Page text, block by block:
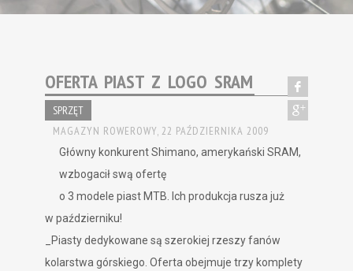
OFERTA PIAST Z LOGO SRAM
SPRZĘT
MAGAZYN ROWEROWY, 22 PAŹDZIERNIKA 2009
Główny konkurent Shimano, amerykański SRAM,
wzbogacił swą ofertę
o 3 modele piast MTB. Ich produkcja rusza już
w październiku!
_Piasty dedykowane są szerokiej rzeszy fanów
kolarstwa górskiego. Oferta obejmuje trzy komplety